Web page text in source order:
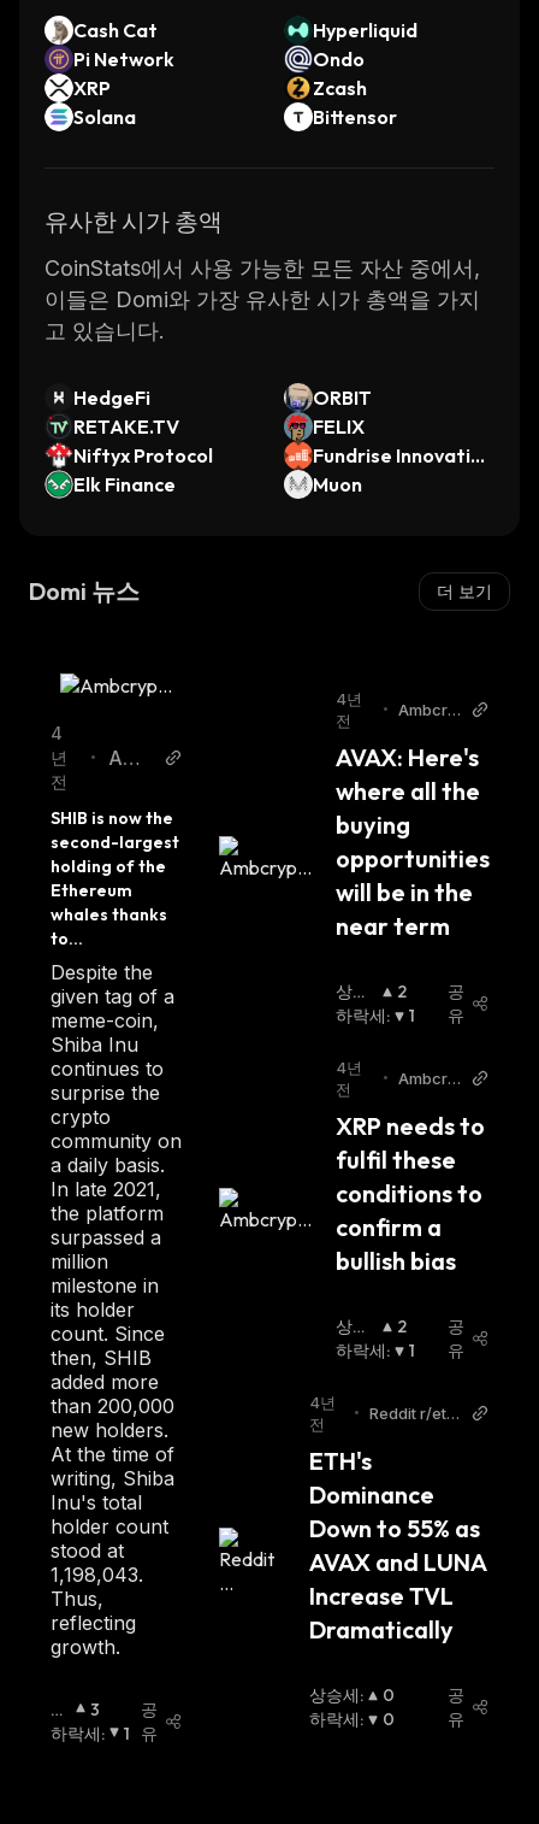
authentication and two-factor authentication
(2FA) to further protect user data.
Domi also offers a range of features that
make it easy for businesses to conduct
transactions with customers. These include
instant payments, low transaction fees, and
Domi allows users to create custom tokens
which can be used as loyalty rewards or
incentives for customers.
Overall, Domi is an innovative blockchain
way to store, manage, and transfer digital
assets. With its advanced security protocols
and range of features, it makes it easy for
businesses to conduct transactions with
Cash Cat
Hyperliquid
Pi Network
Ondo
XRP
Zcash
Solana
Bittensor
유사한 시가 총액
CoinStats에서 사용 가능한 모든 자산 중에서,
이들은 Domi와 가장 유사한 시가 총액을 가지
고 있습니다.
HedgeFi
ORBIT
RETAKE.TV
FELIX
Niftyx Protocol
Fundrise Innovation
Fund, LLC xStock
Elk Finance Muon
Domi 뉴스 더 보기
4
년
전
•
Amb
o
SHIB is now the
second-largest
holding of the
Ethereum
whales thanks
to...
Despite the
given tag of a
meme-coin,
Shiba Inu
continues to
surprise the
crypto
community on
a daily basis.
In late 2021,
the platform
surpassed a
million
milestone in
its holder
count. Since
then, SHIB
added more
than 200,000
new holders.
At the time of
writing, Shiba
Inu's total
holder count
stood at
1,198,043.
Thus,
reflecting
growth.
상
승
3
하락세: 1
공
유
4년
전
•
Ambcry
AVAX: Here's
where all the
buying
opportunities
will be in the
near term
상승
세:
2
하락세: 1
공
유
4년
전
•
Ambcry
XRP needs to
fulfil these
conditions to
confirm a
bullish bias
상승
세:
2
하락세: 1
공
유
4년
전
• Reddit r/eth
ETH's
Dominance
Down to 55% as
AVAX and LUNA
Increase TVL
Dramatically
상승세:
0
하락세: 0
공
유